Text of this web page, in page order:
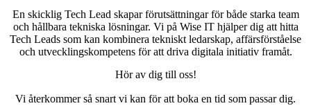
En skicklig Tech Lead skapar förutsättningar för både starka team
och hållbara tekniska lösningar. Vi på Wise IT hjälper dig att hitta
Tech Leads som kan kombinera tekniskt ledarskap, affärsförståelse
och utvecklingskompetens för att driva digitala initiativ framåt.
Hör av dig till oss!
Vi återkommer så snart vi kan för att boka en tid som passar dig.